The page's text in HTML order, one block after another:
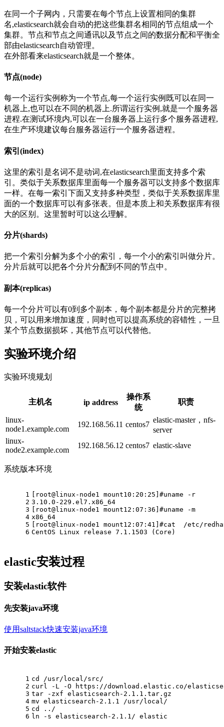
在同一个子网内，只需要在每个节点上设置相同的集群
名,elasticsearch就会自动的把这些集群名相同的节点组成一个
集群。节点和节点之间通讯以及节点之间的数据分配和平衡全
部由elasticsearch自动管理。
在外部看来elasticsearch就是一个整体。
节点(node)
每一个运行实例称为一个节点,每一个运行实例既可以在同一
机器上,也可以在不同的机器上.所谓运行实例,就是一个服务器
进程.在测试环境内,可以在一台服务器上运行多个服务器进程,
在生产环境建议每台服务器运行一个服务器进程。
索引(index)
这里的索引是名词不是动词,在elasticsearch里面支持多个索
引。类似于关系数据库里面每一个服务器可以支持多个数据库
一样。在每一索引下面又支持多种类型，类似于关系数据库里
面的一个数据库可以有多张表。但是本质上和关系数据库有很
大的区别。这里暂时可以这么理解。
分片(shards)
把一个索引分解为多个小的索引，每一个小的索引叫做分片。
分片后就可以把各个分片分配到不同的节点中。
副本(replicas)
每一个分片可以有0到多个副本，每个副本都是分片的完整拷
贝，可以用来增加速度，同时也可以提高系统的容错性，一旦
某个节点数据损坏，其他节点可以代替他。
实验环境介绍
实验环境规划
主机名 ip address
操作系
统
职责
linux-
node1.example.com
192.168.56.11 centos7
elastic-master，nfs-
server
linux-
node2.example.com
192.168.56.12 centos7 elastic-slave
系统版本环境
1
2
3
4
5
6
[root@linux-node1 mount10:20:25]#uname -r
3.10.0-229.el7.x86_64
[root@linux-node1 mount12:07:36]#uname -m
x86_64
[root@linux-node1 mount12:07:41]#cat  /etc/
CentOS Linux release 7.1.1503 (Core)
elastic安装过程
安装elastic软件
先安装java环境
使用saltstack快速安装java环境
开始安装elastic
1
2
3
4
5
6
cd /usr/local/src/
curl -L -O https://download.elastic.co/
tar -zxf elasticsearch-2.1.1.tar.gz
mv elasticsearch-2.1.1 /usr/local/
cd ../
ln -s elasticsearch-2.1.1/ elastic